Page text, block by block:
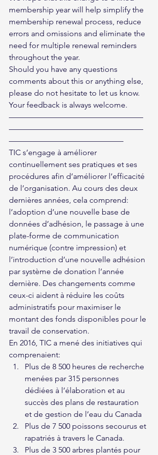
membership year will help simplify the
membership renewal process, reduce
errors and omissions and eliminate the
need for multiple renewal reminders
throughout the year.
Should you have any questions
comments about this or anything else,
please do not hesitate to let us know.
Your feedback is always welcome.
—————————————————
—————————————————
——————————————–
TIC s’engage à améliorer
continuellement ses pratiques et ses
procédures afin d’améliorer l’efficacité
de l’organisation. Au cours des deux
dernières années, cela comprend:
l’adoption d’une nouvelle base de
données d’adhésion, le passage à une
plate-forme de communication
numérique (contre impression) et
l’introduction d’une nouvelle adhésion
par système de donation l’année
dernière. Des changements comme
ceux-ci aident à réduire les coûts
administratifs pour maximiser le
montant des fonds disponibles pour le
travail de conservation.
En 2016, TIC a mené des initiatives qui
comprenaient:
Plus de 8 500 heures de recherche
menées par 315 personnes
dédiées à l’élaboration et au
succès des plans de restauration
et de gestion de l’eau du Canada
Plus de 7 500 poissons secourus et
rapatriés à travers le Canada.
Plus de 3 500 arbres plantés pour